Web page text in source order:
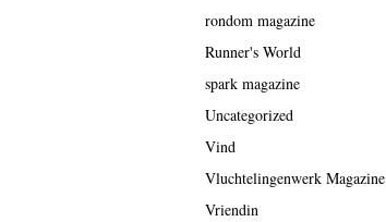
rondom magazine
Runner's World
spark magazine
Uncategorized
Vind
Vluchtelingenwerk Magazine
Vriendin